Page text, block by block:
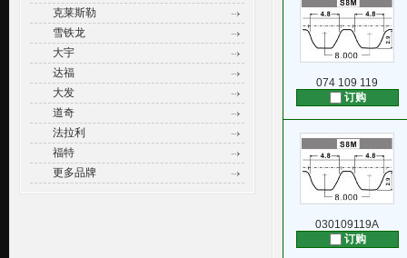
订购
074 109 119
订购
030109119A
克莱斯勒
雪铁龙
大宇
达福
大发
道奇
法拉利
福特
更多品牌